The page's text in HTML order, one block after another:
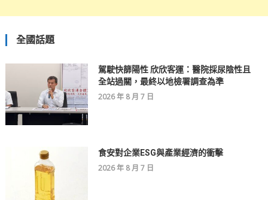
全國話題
駕駛快篩陽性 欣欣客運：醫院採尿陰性且
全站過關，最終以地檢署調查為準
2026 年 8 月 7 日
食安對企業ESG與產業經濟的衝擊
2026 年 8 月 7 日